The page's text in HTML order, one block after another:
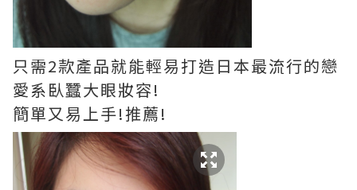
只需2款產品就能輕易打造日本最流行的戀
愛系臥蠶大眼妝容!
簡單又易上手!推薦!